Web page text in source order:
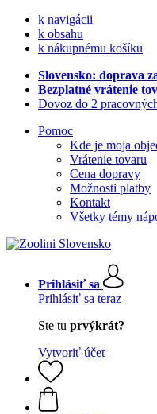
k navigácii
k obsahu
k nákupnému košíku
Slovensko: doprava
Bezplatné vrátenie
Dovoz do 2
Pomoc
Kde je moja
Vrátenie tovaru
Cena dopravy
Možnosti platby
Kontakt
Všetky témy
Prihlásiť sa
Prihlásiť sa teraz
Ste tu prvýkrát?
Vytvoriť účet